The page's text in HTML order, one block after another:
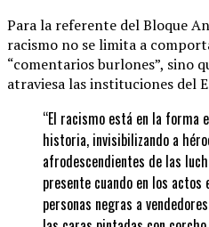
Para la referente del Bloque
racismo no se limita a
“comentarios burlones”, sino
atraviesa las instituciones del
“El racismo está en la forma
historia, invisibilizando a
afrodescendientes de las
presente cuando en los
personas negras a